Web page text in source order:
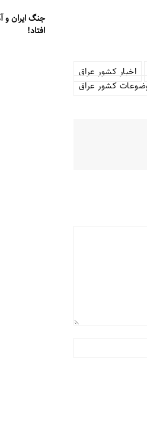
اخبار کشور عراق
کشور عراق
افتاد!